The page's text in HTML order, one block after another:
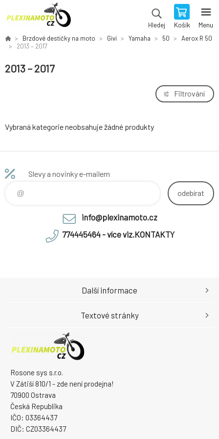
Hledej Košík Menu
Brzdové destičky na moto Givi Yamaha 50
Aerox R 50
2013 – 2017
2013 – 2017
Filtrování
Vybraná kategorie neobsahuje žádné produkty
Slevy a novinky e-mailem
odebírat
info@plexinamoto.cz
774445464 - více viz.KONTAKTY
Rosone sys s.r.o.
V Zátiší 810/1 - zde není prodejna!
70900 Ostrava
Česká Republika
IČO: 03364437
DIČ: CZ03364437
Další informace
Textové stránky